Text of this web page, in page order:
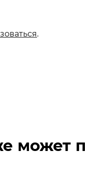
.
может